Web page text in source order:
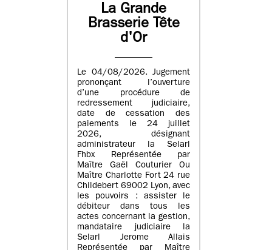
La Grande
Brasserie Tête
d'Or
Le 04/08/2026. Jugement
prononçant l’ouverture
d’une procédure de
redressement judiciaire,
date de cessation des
paiements le 24 juillet
2026, désignant
administrateur la Selarl
Fhbx Représentée par
Maître Gaël Couturier Ou
Maître Charlotte Fort 24 rue
Childebert 69002 Lyon, avec
les pouvoirs : assister le
débiteur dans tous les
actes concernant la gestion,
mandataire judiciaire la
Selarl Jerome Allais